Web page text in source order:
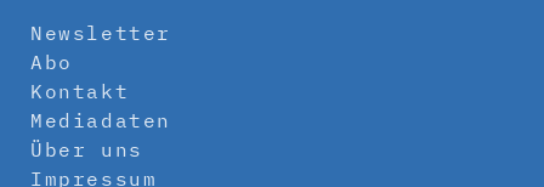
Newsletter
Abo
Kontakt
Mediadaten
Über uns
Impressum